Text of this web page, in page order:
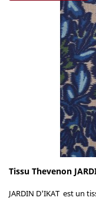
Tissu Thevenon
JARDIN D'IKAT est un